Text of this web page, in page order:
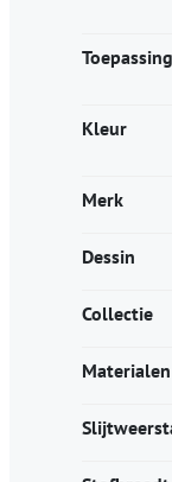
Toepassing
Kleur
Merk
Dessin
Collectie
Materialen